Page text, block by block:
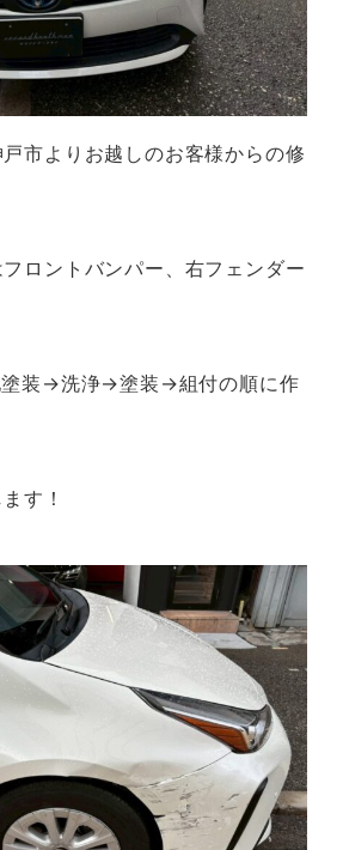
市よりお越しのお客様からの修
ロントバンパー、右フェンダー
装→洗浄→塗装→組付の順に作
す！